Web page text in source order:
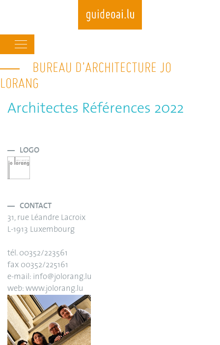
Skip
to
navigation
BUREAU D’ARCHITECTURE JO
LORANG
Architectes Références 2022
LOGO
CONTACT
31, rue Léandre Lacroix
L-1913 Luxembourg
tél. 00352/223561
fax 00352/225161
e-mail: info@jolorang.lu
web: www.jolorang.lu